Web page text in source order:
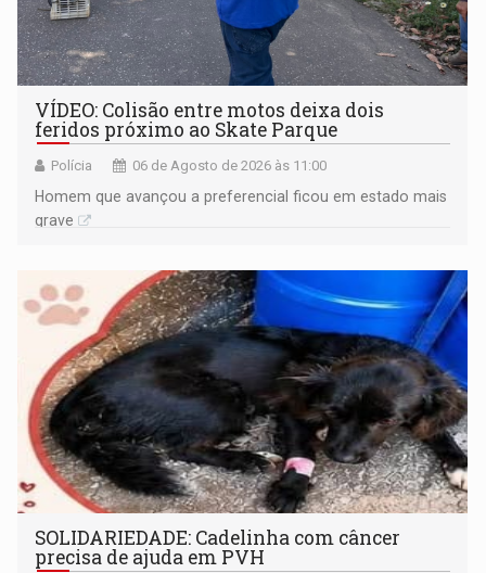
VÍDEO: Colisão entre motos deixa dois
feridos próximo ao Skate Parque
Polícia 06 de Agosto de 2026 às 11:00
Homem que avançou a preferencial ficou em estado mais
grave
SOLIDARIEDADE: Cadelinha com câncer
precisa de ajuda em PVH